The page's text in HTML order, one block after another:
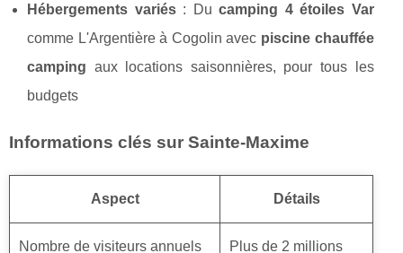
Hébergements variés: Ducamping 4 étoiles Var
comme L'Argentière à Cogolin avec piscine chauffée
camping aux locations saisonnières, pour tous les
budgets
Informations clés sur Sainte-Maxime
Aspect Détails
Nombre de visiteurs annuels
Plus de 2 millions